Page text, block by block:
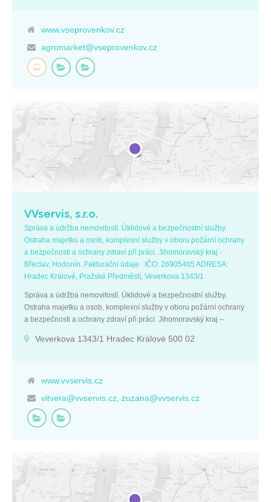
www.vseprovenkov.cz
agromarket@vseprovenkov.cz
VVservis, s.r.o.
Správa a údržba nemovitostí. Úklidové a bezpečnostní služby.
Ostraha majetku a osob, komplexní služby v oboru požární ochrany
a bezpečnosti a ochrany zdraví při práci. Jihomoravský kraj -
Břeclav, Hodonín. Fakturační údaje : IČO: 26905485 ADRESA:
Hradec Králové, Pražské Předměstí, Veverkova 1343/1
Správa a údržba nemovitostí. Úklidové a bezpečnostní služby.
Ostraha majetku a osob, komplexní služby v oboru požární ochrany
a bezpečnosti a ochrany zdraví při práci. Jihomoravský kraj –
Hradec Králové, Pražské Předměstí, Veverkova 1343/1
Veverkova 1343/1 Hradec Králové 500 02
www.vvservis.cz
vitvera@vvservis.cz, zuzana@vvservis.cz